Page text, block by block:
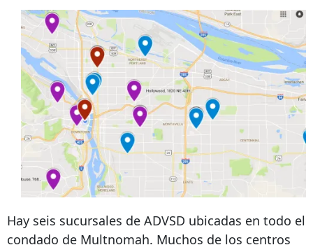
Hay seis sucursales de ADVSD ubicadas en todo el
condado de Multnomah. Muchos de los centros